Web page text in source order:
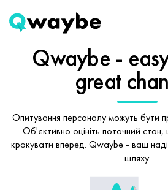
Qwaybe -
great
Опитування персоналу можуть бути
Об'єктивно оцініть поточний
крокувати вперед. Qwaybe - ваш
шляху.